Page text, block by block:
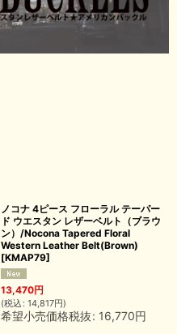
ノコナ 4ピース フローラル テーパー
ド ウエスタン レザーベルト（ブラウ
ン）/Nocona Tapered Floral
Western Leather Belt(Brown)
[KMAP79]
13,470円
(税込 : 14,817円)
希望小売価格税抜: 16,770円